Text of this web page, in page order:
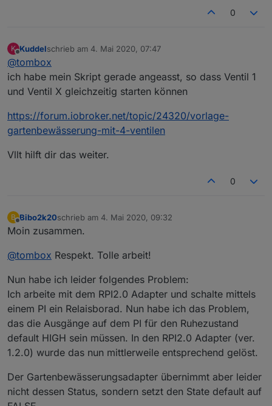
0
K
Offline
Kuddelschrieb am 4. Mai 2020, 07:47
zuletzt editiert von
@tombox
ich habe mein Skript gerade angeasst, so dass Ventil 1
und Ventil X gleichzeitig starten können
https://forum.iobroker.net/topic/24320/vorlage-
gartenbewässerung-mit-4-ventilen
Vllt hilft dir das weiter.
0
B
Offline
Bibo2k20schrieb am 4. Mai 2020, 09:32
zuletzt editiert von
Moin zusammen.
@tombox Respekt. Tolle arbeit!
Nun habe ich leider folgendes Problem:
Ich arbeite mit dem RPI2.0 Adapter und schalte mittels
einem PI ein Relaisborad. Nun habe ich das Problem,
das die Ausgänge auf dem PI für den Ruhezustand
default HIGH sein müssen. In den RPI2.0 Adapter (ver.
1.2.0) wurde das nun mittlerweile entsprechend gelöst.
Der Gartenbewässerungsadapter übernimmt aber leider
nicht dessen Status, sondern setzt den State default auf